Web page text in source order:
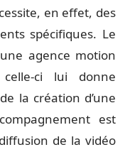
en effet, des
spécifiques. Le
agence motion
ci lui donne
la création d’une
est
de la vidéo